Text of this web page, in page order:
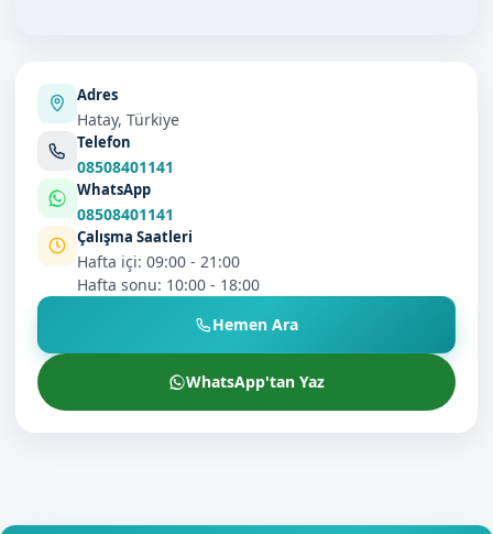
Adres
Hatay, Türkiye
Telefon
08508401141
WhatsApp
08508401141
Çalışma Saatleri
Hafta içi: 09:00 - 21:00
Hafta sonu: 10:00 - 18:00
Hemen Ara
WhatsApp'tan Yaz